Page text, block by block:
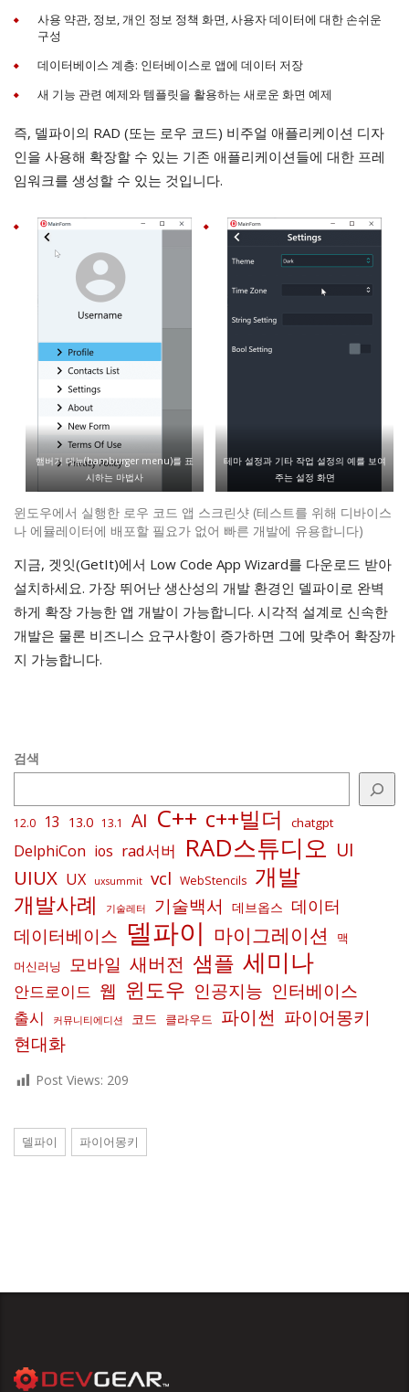
사용 약관, 정보, 개인 정보 정책 화면, 사용자 데이터에 대한 손쉬운
구성
데이터베이스 계층: 인터베이스로 앱에 데이터 저장
새 기능 관련 예제와 템플릿을 활용하는 새로운 화면 예제
즉, 델파이의 RAD (또는 로우 코드) 비주얼 애플리케이션 디자
인을 사용해 확장할 수 있는 기존 애플리케이션들에 대한 프레
임워크를 생성할 수 있는 것입니다.
햄버거 메뉴(hamburger menu)를 표
시하는 마법사
테마 설정과 기타 작업 설정의 예를 보여
주는 설정 화면
윈도우에서 실행한 로우 코드 앱 스크린샷 (테스트를 위해 디바이스
나 에뮬레이터에 배포할 필요가 없어 빠른 개발에 유용합니다)
지금, 겟잇(GetIt)에서 Low Code App Wizard를 다운로드 받아
설치하세요. 가장 뛰어난 생산성의 개발 환경인 델파이로 완벽
하게 확장 가능한 앱 개발이 가능합니다. 시각적 설계로 신속한
개발은 물론 비즈니스 요구사항이 증가하면 그에 맞추어 확장까
지 가능합니다.
검색
12.0 13 13.0 13.1 AI C++ c++빌더 chatgpt
DelphiCon ios rad서버 RAD스튜디오 UI
UIUX UX uxsummit vcl WebStencils 개발
개발사례 기술레터 기술백서 데브옵스 데이터
데이터베이스 델파이 마이그레이션
맥
머신러닝
모바일 새버전 샘플 세미나
안드로이드 웹 윈도우 인공지능 인터베이스
출시 커뮤니티에디션 코드 클라우드 파이썬 파이어몽키
현대화
Post Views: 209
델파이 파이어몽키